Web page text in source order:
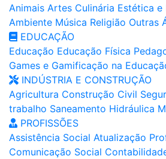
Animais Artes Culinária Estética e
Ambiente Música Religião Outras
EDUCAÇÃO
Educação Educação Física
Games e Gamificação na
INDÚSTRIA E CONSTRUÇÃO
Agricultura Construção Civil
trabalho Saneamento Hidráulica
PROFISSÕES
Assistência Social Atualização
Comunicação Social